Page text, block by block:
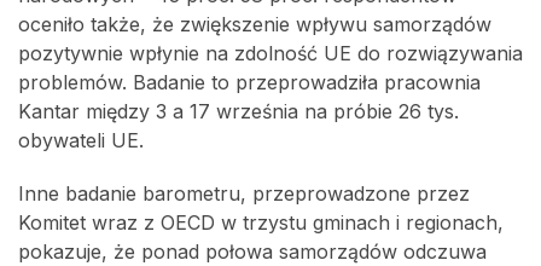
oceniło także, że zwiększenie wpływu samorządów
pozytywnie wpłynie na zdolność UE do rozwiązywania
problemów. Badanie to przeprowadziła pracownia
Kantar między 3 a 17 września na próbie 26 tys.
obywateli UE.
Inne badanie barometru, przeprowadzone przez
Komitet wraz z OECD w trzystu gminach i regionach,
pokazuje, że ponad połowa samorządów odczuwa